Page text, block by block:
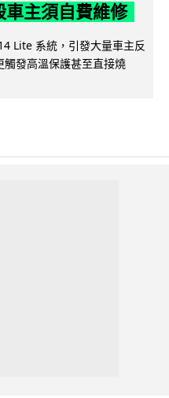
車主須自費維修
Lite 系統，引發大量車主反
發高溫保護甚至直接燒